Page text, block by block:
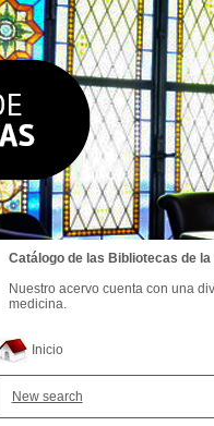
Inicio
New search
Catálogo de las Bibliotecas de la
Nuestro acervo cuenta con una
medicina.